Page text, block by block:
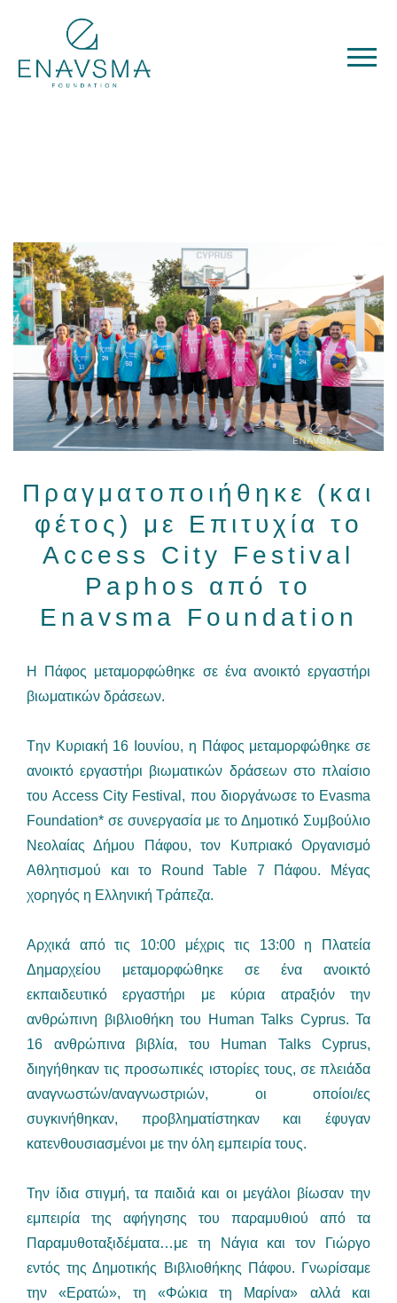
Πραγματοποιήθηκε (και
φέτος) με Επιτυχία το
Access City Festival
Paphos από το
Enavsma Foundation
Η Πάφος μεταμορφώθηκε σε ένα ανοικτό εργαστήρι
βιωματικών δράσεων.
Tην Κυριακή 16 Ιουνίου, η Πάφος μεταμορφώθηκε σε
ανοικτό εργαστήρι βιωματικών δράσεων στο πλαίσιο
του Access City Festival, που διοργάνωσε το Evasma
Foundation* σε συνεργασία με το Δημοτικό Συμβούλιο
Νεολαίας Δήμου Πάφου, τον Κυπριακό Οργανισμό
Αθλητισμού και το Round Table 7 Πάφου. Μέγας
χορηγός η Ελληνική Τράπεζα.
Αρχικά από τις 10:00 μέχρις τις 13:00 η Πλατεία
Δημαρχείου μεταμορφώθηκε σε ένα ανοικτό
εκπαιδευτικό εργαστήρι με κύρια ατραξιόν την
ανθρώπινη βιβλιοθήκη του Human Talks Cyprus. Τα
16 ανθρώπινα βιβλία, του Human Talks Cyprus,
διηγήθηκαν τις προσωπικές ιστορίες τους, σε πλειάδα
αναγνωστών/αναγνωστριών, οι οποίοι/ες
συγκινήθηκαν, προβληματίστηκαν και έφυγαν
κατενθουσιασμένοι με την όλη εμπειρία τους.
Την ίδια στιγμή, τα παιδιά και οι μεγάλοι βίωσαν την
εμπειρία της αφήγησης του παραμυθιού από τα
Παραμυθοταξιδέματα…με τη Νάγια και τον Γιώργο
εντός της Δημοτικής Βιβλιοθήκης Πάφου. Γνωρίσαμε
την «Ερατώ», τη «Φώκια τη Μαρίνα» αλλά και